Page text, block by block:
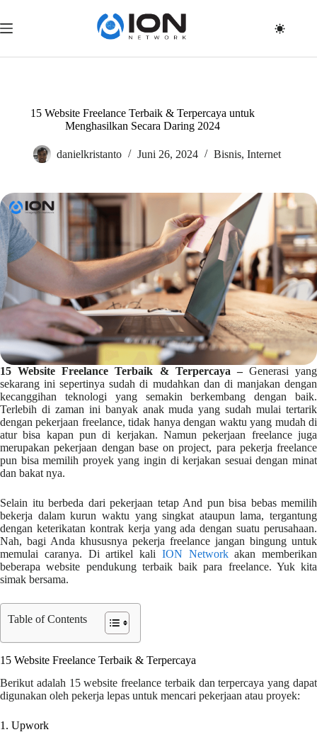
content
15 Website Freelance Terbaik & Terpercaya untuk
Menghasilkan Secara Daring 2024
danielkristanto Juni 26, 2024 Bisnis, Internet
15 Website Freelance Terbaik & Terpercaya –Generasi yang
sekarang ini sepertinya sudah di mudahkan dan di manjakan dengan
kecanggihan teknologi yang semakin berkembang dengan baik.
Terlebih di zaman ini banyak anak muda yang sudah mulai tertarik
dengan pekerjaan freelance, tidak hanya dengan waktu yang mudah di
atur bisa kapan pun di kerjakan. Namun pekerjaan freelance juga
merupakan pekerjaan dengan base on project, para pekerja freelance
pun bisa memilih proyek yang ingin di kerjakan sesuai dengan minat
dan bakat nya.
Selain itu berbeda dari pekerjaan tetap And pun bisa bebas memilih
bekerja dalam kurun waktu yang singkat ataupun lama, tergantung
dengan keterikatan kontrak kerja yang ada dengan suatu perusahaan.
Nah, bagi Anda khususnya pekerja freelance jangan bingung untuk
memulai caranya. Di artikel kali ION Networkakan memberikan
beberapa website pendukung terbaik baik para freelance. Yuk kita
simak bersama.
Table of Contents
15 Website Freelance Terbaik & Terpercaya
Berikut adalah 15 website freelance terbaik dan terpercaya yang dapat
digunakan oleh pekerja lepas untuk mencari pekerjaan atau proyek:
1. Upwork